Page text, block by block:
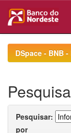
navigationDSpace - BNB
Pesquisar:
por